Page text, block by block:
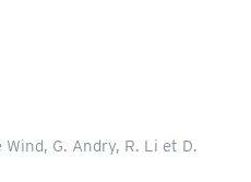
Wind, G. Andry, R. Li et D.